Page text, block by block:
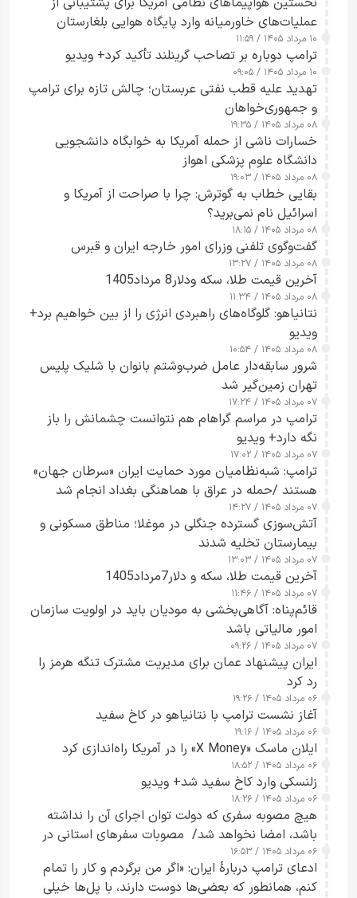
عملیات‌های خاورمیانه وارد پایگاه هوایی بلغارستان
شدند
۱۰ مرداد ۱۴۰۵ / ۱۱:۵۹
ترامپ دوباره بر تصاحب گرینلند تأکید کرد+ ویدیو
۱۰ مرداد ۱۴۰۵ / ۰۹:۰۵
تهدید علیه قطب نفتی عربستان؛ چالش تازه برای ترامپ
و جمهوری‌خواهان
۰۸ مرداد ۱۴۰۵ / ۱۹:۳۵
خسارات ناشی از حمله آمریکا به خوابگاه دانشجویی
دانشگاه علوم پزشکی اهواز
۰۸ مرداد ۱۴۰۵ / ۱۹:۰۳
بقایی خطاب به گوترش: چرا با صراحت از آمریکا و
اسرائیل نام نمی‌برید؟
۰۸ مرداد ۱۴۰۵ / ۱۸:۱۵
گفت‌وگوی تلفنی وزرای امور خارجه ایران و قبرس
۰۸ مرداد ۱۴۰۵ / ۱۳:۲۷
آخرین قیمت طلا، سکه ودلار8 مرداد1405
۰۸ مرداد ۱۴۰۵ / ۱۱:۳۴
نتانیاهو: گلوگاه‌های راهبردی انرژی را از بین خواهیم برد+
ویدیو
۰۸ مرداد ۱۴۰۵ / ۱۰:۵۴
شرور سابقه‌دار عامل ضرب‌وشتم بانوان با شلیک پلیس
تهران زمین‌گیر شد
۰۷ مرداد ۱۴۰۵ / ۱۷:۲۴
ترامپ در مراسم گراهام هم نتوانست چشمانش را باز
نگه دارد+ ویدیو
۰۷ مرداد ۱۴۰۵ / ۱۷:۰۲
ترامپ: شبه‌نظامیان مورد حمایت ایران «سرطان جهان»
هستند /حمله در عراق با هماهنگی بغداد انجام شد
۰۷ مرداد ۱۴۰۵ / ۱۴:۲۷
آتش‌سوزی گسترده جنگلی در موغلا؛ مناطق مسکونی و
بیمارستان تخلیه شدند
۰۷ مرداد ۱۴۰۵ / ۱۳:۰۳
آخرین قیمت طلا، سکه و دلار7مرداد1405
۰۷ مرداد ۱۴۰۵ / ۱۱:۴۶
قائم‌پناه: آگاهی‌بخشی به مودیان باید در اولویت سازمان
امور مالیاتی باشد
۰۷ مرداد ۱۴۰۵ / ۰۹:۲۶
ایران پیشنهاد عمان برای مدیریت مشترک تنگه هرمز را
رد کرد
۰۶ مرداد ۱۴۰۵ / ۱۹:۲۶
آغاز نشست ترامپ با نتانیاهو در کاخ سفید
۰۶ مرداد ۱۴۰۵ / ۱۹:۱۶
ایلان ماسک «X Money» را در آمریکا راه‌اندازی کرد
۰۶ مرداد ۱۴۰۵ / ۱۸:۵۲
زلنسکی وارد کاخ سفید شد+ ویدیو
۰۶ مرداد ۱۴۰۵ / ۱۸:۲۶
هیچ مصوبه سفری که دولت توان اجرای آن را نداشته
باشد، امضا نخواهد شد/ مصوبات سفرهای استانی در
چارچوب قانون بودجه است+ عکس
۰۶ مرداد ۱۴۰۵ / ۱۶:۵۳
ادعای ترامپ دربارهٔ ایران: «اگر من برگردم و کار را تمام
کنم، همانطور که بعضی‌ها دوست دارند، با پل‌ها خیلی